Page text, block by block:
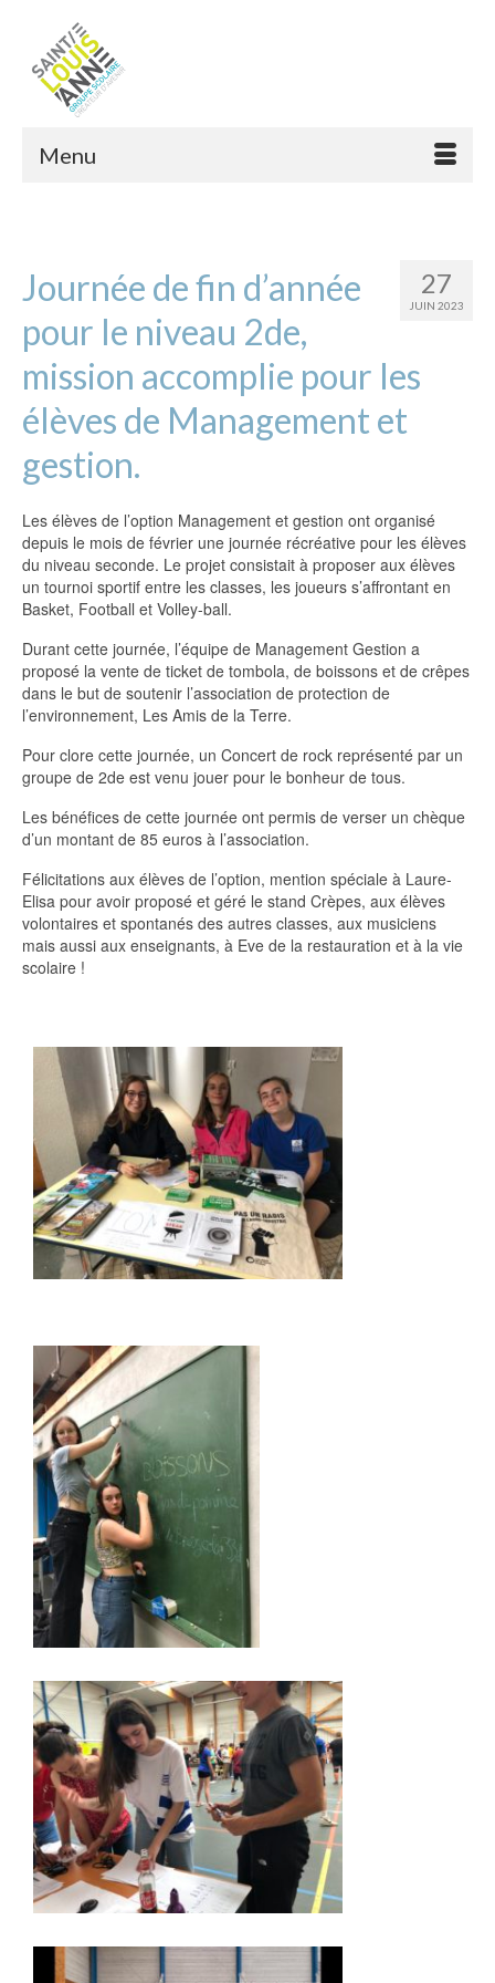
Menu
27
JUIN 2023
Journée de fin d’année
pour le niveau 2de,
mission accomplie pour les
élèves de Management et
gestion.
Les élèves de l’option Management et gestion ont organisé
depuis le mois de février une journée récréative pour les élèves
du niveau seconde. Le projet consistait à proposer aux élèves
un tournoi sportif entre les classes, les joueurs s’affrontant en
Basket, Football et Volley-ball.
Durant cette journée, l’équipe de Management Gestion a
proposé la vente de ticket de tombola, de boissons et de crêpes
dans le but de soutenir l’association de protection de
l’environnement, Les Amis de la Terre.
Pour clore cette journée, un Concert de rock représenté par un
groupe de 2de est venu jouer pour le bonheur de tous.
Les bénéfices de cette journée ont permis de verser un chèque
d’un montant de 85 euros à l’association.
Félicitations aux élèves de l’option, mention spéciale à Laure-
Elisa pour avoir proposé et géré le stand Crèpes, aux élèves
volontaires et spontanés des autres classes, aux musiciens
mais aussi aux enseignants, à Eve de la restauration et à la vie
scolaire !